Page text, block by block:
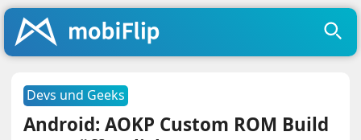
Devs und Geeks
Android: AOKP Custom ROM Build